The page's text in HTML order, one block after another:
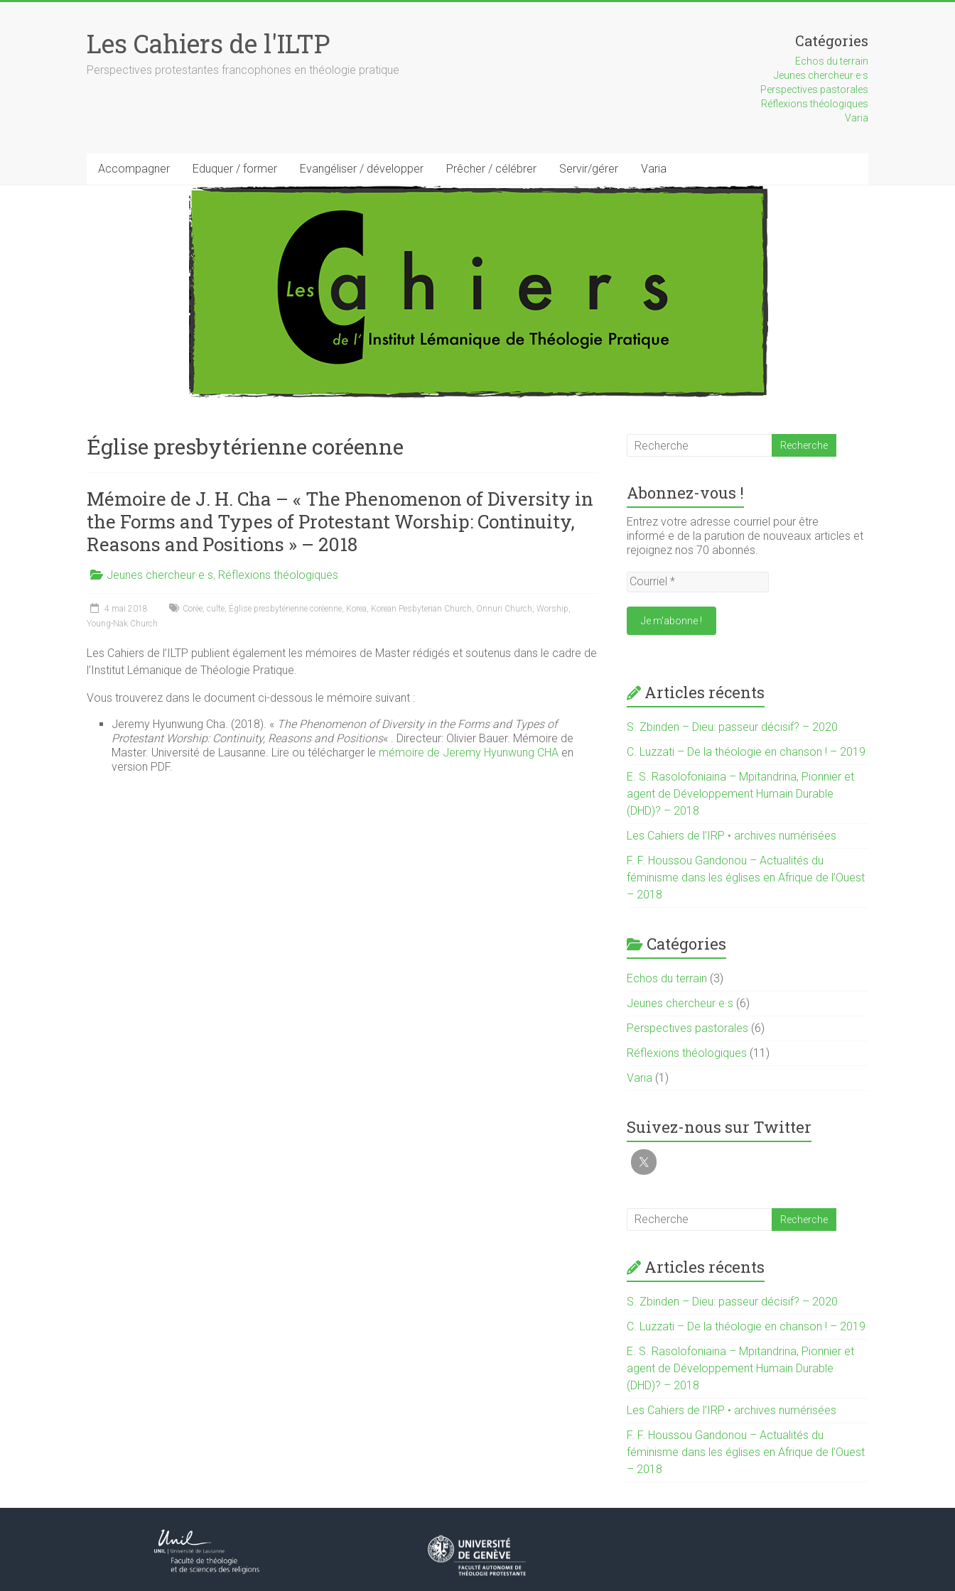
Les Cahiers de l'ILTP
Perspectives protestantes francophones en théologie pratique
Catégories
Echos du terrain
Jeunes chercheur·e·s
Perspectives pastorales
Réflexions théologiques
Varia
Accompagner Eduquer / former Evangéliser / développer Prêcher / célébrer Servir/gérer Varia
Église presbytérienne coréenne
Mémoire de J. H. Cha – « The Phenomenon of Diversity in
the Forms and Types of Protestant Worship: Continuity,
Reasons and Positions » – 2018
Jeunes chercheur·e·s, Réflexions théologiques
4 mai 2018 Corée, culte, Église presbytérienne coréenne, Korea, Korean Pesbyterian Church, Onnuri Church, Worship,
Young-Nak Church
Les Cahiers de l’ILTP publient également les mémoires de Master rédigés et soutenus dans le cadre de
l’Institut Lémanique de Théologie Pratique.
Vous trouverez dans le document ci-dessous le mémoire suivant :
Jeremy Hyunwung Cha. (2018). « The Phenomenon of Diversity in the Forms and Types of
Protestant Worship: Continuity, Reasons and Positions« . Directeur: Olivier Bauer. Mémoire de
Master. Université de Lausanne. Lire ou télécharger le mémoire de Jeremy Hyunwung CHA en
version PDF.
Abonnez-vous !
Entrez votre adresse courriel pour être
informé·e de la parution de nouveaux articles et
rejoignez nos 70 abonnés.
Articles récents
S. Zbinden – Dieu: passeur décisif? – 2020
C. Luzzati – De la théologie en chanson ! – 2019
E. S. Rasolofoniaina – Mpitandrina, Pionnier et
agent de Développement Humain Durable
(DHD)? – 2018
Les Cahiers de l’IRP • archives numérisées
F. F. Houssou Gandonou – Actualités du
féminisme dans les églises en Afrique de l’Ouest
– 2018
Catégories
Echos du terrain (3)
Jeunes chercheur·e·s (6)
Perspectives pastorales (6)
Réflexions théologiques (11)
Varia (1)
Suivez-nous sur Twitter
Articles récents
S. Zbinden – Dieu: passeur décisif? – 2020
C. Luzzati – De la théologie en chanson ! – 2019
E. S. Rasolofoniaina – Mpitandrina, Pionnier et
agent de Développement Humain Durable
(DHD)? – 2018
Les Cahiers de l’IRP • archives numérisées
F. F. Houssou Gandonou – Actualités du
féminisme dans les églises en Afrique de l’Ouest
– 2018